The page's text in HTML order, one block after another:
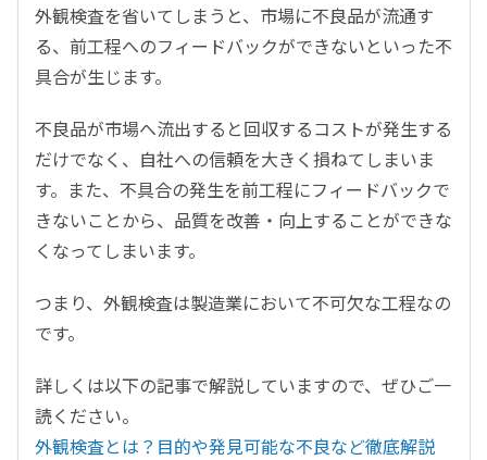
外観検査を省いてしまうと、市場に不良品が流通す
る、前工程へのフィードバックができないといった不
具合が生じます。
不良品が市場へ流出すると回収するコストが発生する
だけでなく、自社への信頼を大きく損ねてしまいま
す。また、不具合の発生を前工程にフィードバックで
きないことから、品質を改善・向上することができな
くなってしまいます。
つまり、外観検査は製造業において不可欠な工程なの
です。
詳しくは以下の記事で解説していますので、ぜひご一
読ください。
外観検査とは？目的や発見可能な不良など徹底解説